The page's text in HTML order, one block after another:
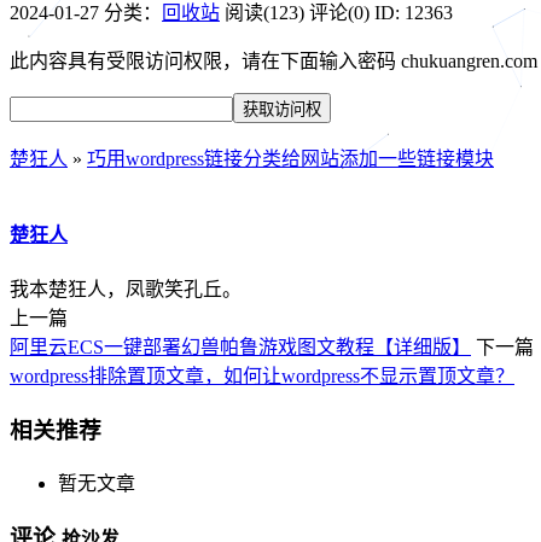
2024-01-27 分类： 回收站 阅读(123) 评论(0) ID: 12363
此内容具有受限访问权限，请在下面输入密码 chukuangren.com
楚狂人 » 巧用wordpress链接分类给网站添加一些链接模块
楚狂人
我本楚狂人，凤歌笑孔丘。
上一篇
阿里云ECS一键部署幻兽帕鲁游戏图文教程【详细版】
下一篇
wordpress排除置顶文章，如何让wordpress不显示置顶文章？
相关推荐
暂无文章